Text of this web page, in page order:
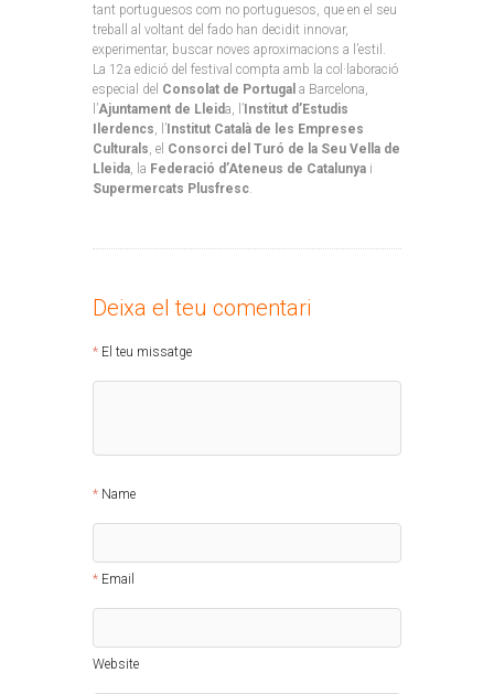
tant portuguesos com no portuguesos, que en el seu
treball al voltant del fado han decidit innovar,
experimentar, buscar noves aproximacions a l’estil.
La 12a edició del festival compta amb la col·laboració
especial del Consolat de Portugal a Barcelona,
l’Ajuntament de Lleida, l’ Institut d’Estudis
Ilerdencs, l’ Institut Català de les Empreses
Culturals, el Consorci del Turó de la Seu Vella de
Lleida, la Federació d’Ateneus de Catalunya i
Supermercats Plusfresc.
Deixa el teu comentari
El teu missatge
Name
Email
Website